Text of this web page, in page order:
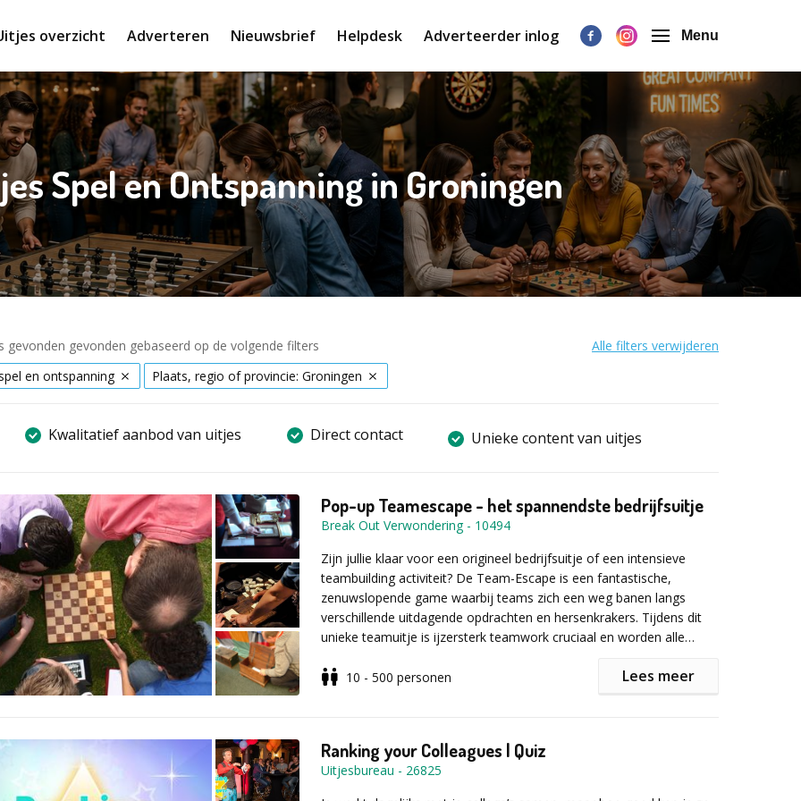
overzicht Adverteren Nieuwsbrief Helpdesk Adverteerder inlog Menu
Spel en Ontspanning in Groningen
gevonden gevonden gebaseerd op de volgende filters
Alle filters verwijderen
en ontspanning
Plaats, regio of provincie: Groningen
Kwalitatief aanbod van uitjes Direct contact Unieke content van uitjes
Pop-up Teamescape - het spannendste bedrijfsuitje
Break Out Verwondering- 10494
Zijn jullie klaar voor een origineel bedrijfsuitje of een intensieve
teambuilding activiteit? De Team-Escape is een fantastische,
zenuwslopende game waarbij teams zich een weg banen langs
verschillende uitdagende opdrachten en hersenkrakers. Tijdens dit
unieke teamuitje is ijzersterk teamwork cruciaal en worden alle
getest.
mysterieuze puzzel op. Een dynamische afwisseling van activiteiten
zorgt ervoor dat iedereen van begin tot eind scherp en betrokken
blijft. Maar let op: al snel merken de teams dat ze het niet alleen
10 - 500 personen Lees meer
Ranking your Colleagues | Quiz
Uitjesbureau - 26825